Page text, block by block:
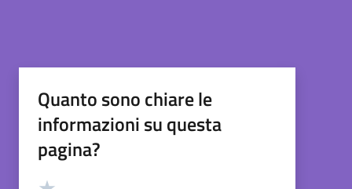
Quanto sono chiare le
informazioni su questa
pagina?
Valutazione